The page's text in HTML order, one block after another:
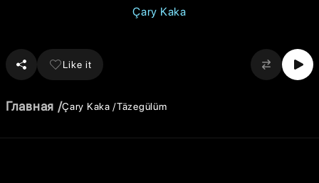
Çary Kaka
Like it
Главная Çary Kaka Täzegülüm